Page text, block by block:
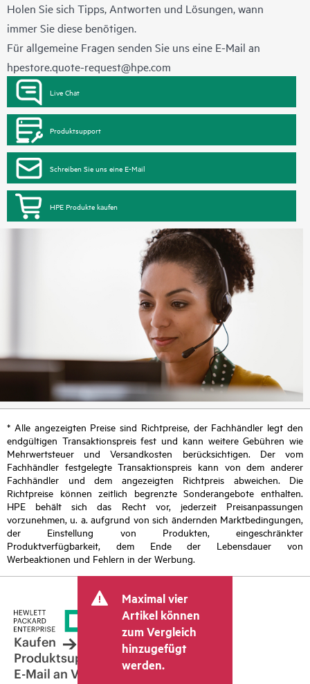
Holen Sie sich Tipps, Antworten und Lösungen, wann
immer Sie diese benötigen.
Für allgemeine Fragen senden Sie uns eine E-Mail an
hpestore.quote-request@hpe.com
Live Chat
Produktsupport
Schreiben Sie uns eine E-Mail
HPE Produkte kaufen
* Alle angezeigten Preise sind Richtpreise, der Fachhändler legt den
endgültigen Transaktionspreis fest und kann weitere Gebühren wie
Mehrwertsteuer und Versandkosten berücksichtigen. Der vom
Fachhändler festgelegte Transaktionspreis kann von dem anderer
Fachhändler und dem angezeigten Richtpreis abweichen. Die
Richtpreise können zeitlich begrenzte Sonderangebote enthalten.
HPE behält sich das Recht vor, jederzeit Preisanpassungen
vorzunehmen, u. a. aufgrund von sich ändernden Marktbedingungen,
der Einstellung von Produkten, eingeschränkter
Produktverfügbarkeit, dem Ende der Lebensdauer von
Werbeaktionen und Fehlern in der Werbung.
Maximal vier
Artikel können
zum Vergleich
hinzugefügt
werden.
Kaufen
Produktsupport
E-Mail an Vertrieb